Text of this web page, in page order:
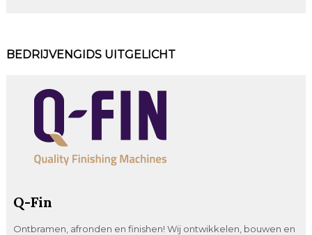
BEDRIJVENGIDS UITGELICHT
Q-Fin
Ontbramen, afronden en finishen! Wij ontwikkelen, bouwen en